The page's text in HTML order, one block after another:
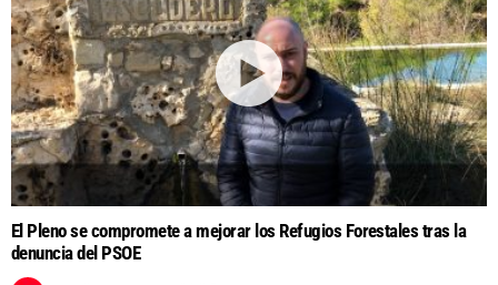
El Pleno se compromete a mejorar los Refugios Forestales tras la
denuncia del PSOE